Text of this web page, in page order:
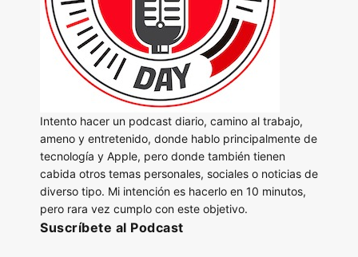
Intento hacer un podcast diario, camino al trabajo,
ameno y entretenido, donde hablo principalmente de
tecnología y Apple, pero donde también tienen
cabida otros temas personales, sociales o noticias de
diverso tipo. Mi intención es hacerlo en 10 minutos,
pero rara vez cumplo con este objetivo.
Suscríbete al Podcast